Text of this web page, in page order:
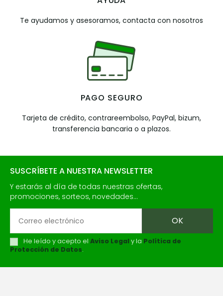
Te ayudamos y asesoramos, contacta con nosotros
PAGO SEGURO
Tarjeta de crédito, contrareembolso, PayPal, bizum,
transferencia bancaria o a plazos.
SUSCRÍBETE A NUESTRA NEWSLETTER
Y estarás al día de todas nuestras ofertas,
promociones, sorteos, novedades...
He leído y acepto el Aviso Legaly la Política de
Protección de Datos.